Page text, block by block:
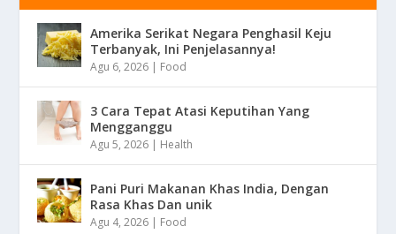
Amerika Serikat Negara Penghasil Keju
Terbanyak, Ini Penjelasannya!
Agu 6, 2026 | Food
3 Cara Tepat Atasi Keputihan Yang
Mengganggu
Agu 5, 2026 | Health
Pani Puri Makanan Khas India, Dengan
Rasa Khas Dan unik
Agu 4, 2026 | Food